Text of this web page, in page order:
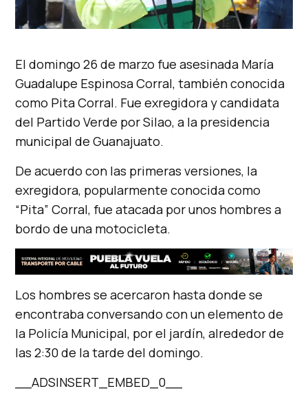
El domingo 26 de marzo fue asesinada María
Guadalupe Espinosa Corral, también conocida
como Pita Corral. Fue exregidora y candidata
del Partido Verde por Silao, a la presidencia
municipal de Guanajuato.
De acuerdo con las primeras versiones, la
exregidora, popularmente conocida como
“Pita” Corral, fue atacada por unos hombres a
bordo de una motocicleta.
Los hombres se acercaron hasta donde se
encontraba conversando con un elemento de
la Policía Municipal, por el jardín, alrededor de
las 2:30 de la tarde del domingo.
__ADSINSERT_EMBED_0__